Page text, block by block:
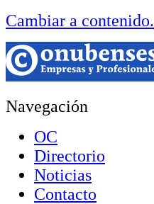
Cambiar a contenido.
Navegación
OC
Directorio
Noticias
Contacto